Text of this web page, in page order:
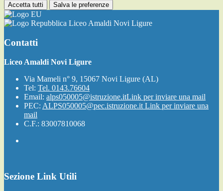
Accetta tutti Salva le preferenze
Liceo Amaldi Novi Ligure
Contatti
Liceo Amaldi Novi Ligure
Via Mameli n° 9, 15067 Novi Ligure (AL)
Tel: Tel. 0143.76604
Email: alps050005@istruzione.itLink per inviare una mail
PEC: ALPS050005@pec.istruzione.it Link per inviare una
mail
C.F.: 83007810068
Sezione Link Utili